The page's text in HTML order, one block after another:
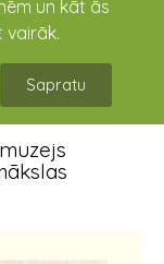
un kāt ās
vairāk.
Sapratu